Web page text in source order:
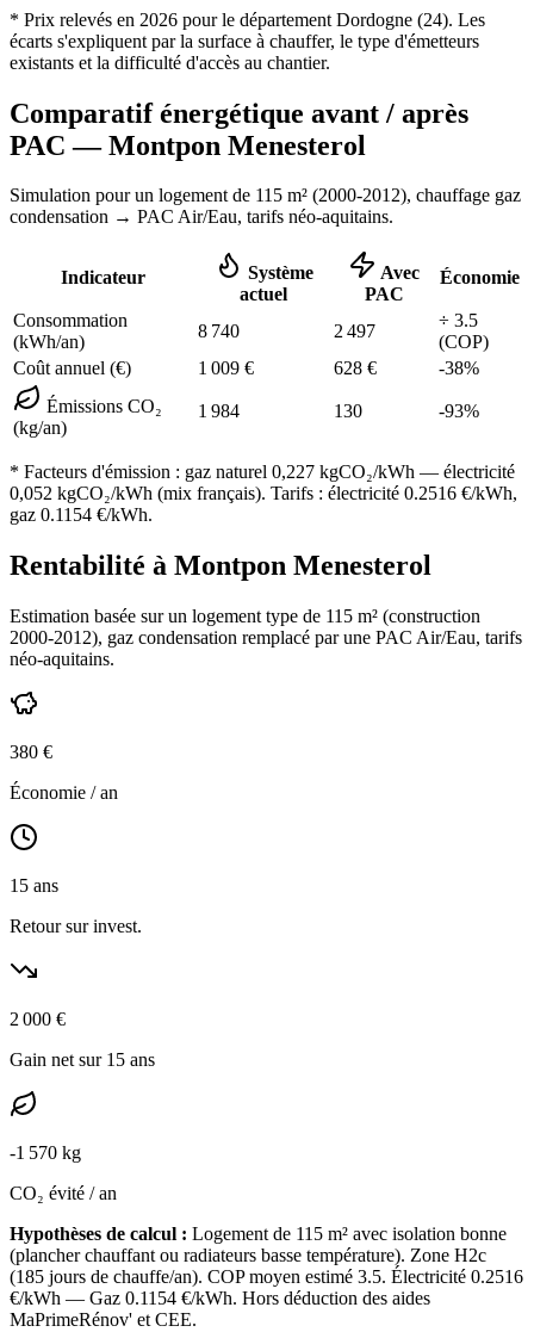
* Prix relevés en 2026 pour le département Dordogne (24). Les
écarts s'expliquent par la surface à chauffer, le type d'émetteurs
existants et la difficulté d'accès au chantier.
Comparatif énergétique avant / après
PAC —Montpon Menesterol
Simulation pour un logement de 115 m² (2000-2012), chauffage gaz
condensation → PAC Air/Eau, tarifs néo-aquitains.
Indicateur
Système
actuel
Avec
PAC
Économie
Consommation
(kWh/an)
8 740 2 497
÷ 3.5
(COP)
Coût annuel (€)
1 009 € 628 € -38%
Émissions CO₂
(kg/an)
1 984 130 -93%
* Facteurs d'émission : gaz naturel 0,227 kgCO₂/kWh — électricité
0,052 kgCO₂/kWh (mix français). Tarifs : électricité 0.2516 €/kWh,
gaz 0.1154 €/kWh.
Rentabilité à Montpon Menesterol
Estimation basée sur un logement type de 115 m² (construction
2000-2012), gaz condensation remplacé par une PAC Air/Eau, tarifs
néo-aquitains.
380 €
Économie / an
15 ans
Retour sur invest.
2 000 €
Gain net sur 15 ans
-1 570 kg
CO₂ évité / an
Hypothèses de calcul : Logement de 115 m² avec isolation bonne
(plancher chauffant ou radiateurs basse température). Zone H2c
(185 jours de chauffe/an). COP moyen estimé 3.5. Électricité 0.2516
€/kWh — Gaz 0.1154 €/kWh. Hors déduction des aides
MaPrimeRénov' et CEE.